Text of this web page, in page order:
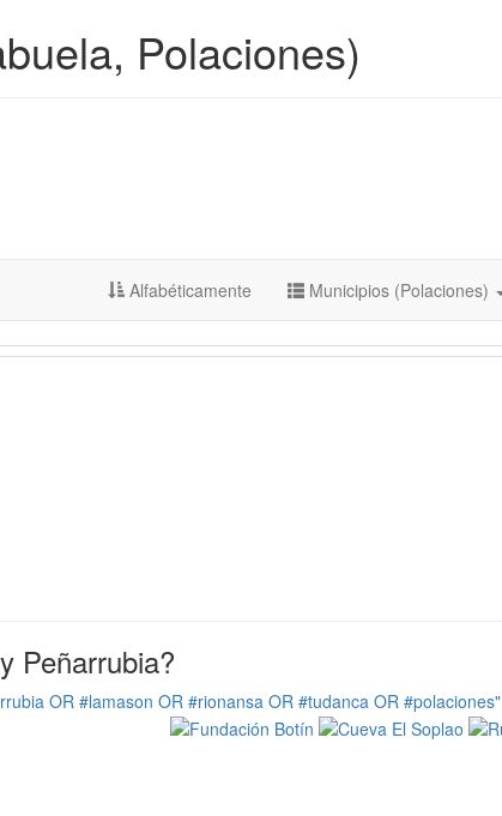
Polaciones)
Alfabéticamente Municipios (Polaciones)
Peñarrubia?
OR #lamason OR #rionansa OR #tudanca OR #polaciones"